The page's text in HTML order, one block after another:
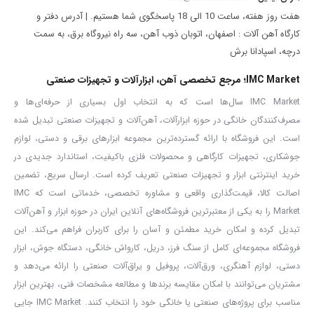
مناسب برای نصب روی سطوح:
بتنی
آجری
سفالی
گچی
مناسب برای
: نصابان حرفه‌ای، تکنسین‌ها، پروژه‌های ساختمانی، کاربردهای
مزیت اقتصادیبرای استفاده انبوه در پروژه‌ها و کارگاه‌ها
هفت روز هفته، ساعت 10 الی 18 پاسخگوی شما هستیم. | آدرس دفتر و
کارگاه آهن آلات : اصفهان، اتوبان ذوب آهن، سه راه نیروگاه برق، به سمت
درچه، اسپادانا برش
IMC Market؛ مرجع تخصصی آهن، ابزارآلات و تجهیزات صنعتی
IMC Market سال‌ها است که به انتخاب اول بسیاری از حرفه‌ای‌ها و
مصرف‌کنندگان خانگی در حوزه ابزارآلات، آهن‌آلات و تجهیزات صنعتی تبدیل شده
است. این فروشگاه با ارائه گسترده‌ترین مجموعه ابزارهای برقی و دستی، لوازم
جوشکاری، تجهیزات کارگاهی و محصولات فلزی باکیفیت، استاندارد جدیدی در
خرید اینترنتی ابزار و تجهیزات صنعتی تعریف کرده است. ارسال سریع، تضمین
اصالت کالا، قیمت‌گذاری واقعی و مشاوره تخصصی، خدماتی است که IMC
Market را به یکی از معتبرترین فروشگاه‌های آنلاین ایران در حوزه ابزار و آهن‌آلات
تبدیل کرده و امکان خرید مطمئن و آسان را برای کاربران فراهم می‌کند. این
فروشگاه مجموعه‌ای کامل از سنگ فرز، دریل، کارواش خانگی، دستگاه جوش، ابزار
دستی، لوازم آهنگری، ورق‌آلات، پروفیل و یراق‌آلات صنعتی را ارائه می‌دهد و
مشتریان می‌توانند با امکان مقایسه برندها و مطالعه مشخصات فنی، بهترین ابزار
مناسب برای پروژه‌های صنعتی یا خانگی خود را انتخاب کنند. IMC Market جایی